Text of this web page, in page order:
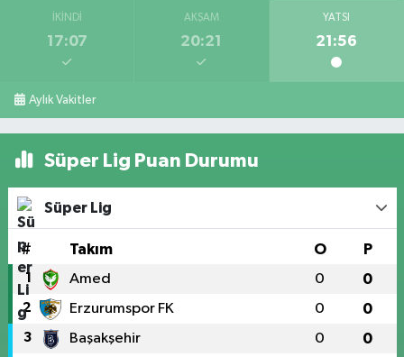
İKINDI
17:07
AKŞAM
20:21
YATSI
21:56
Aylık Vakitler
Süper Lig Puan Durumu
Süper Lig
# Takım O P
1 Amed 0 0
2 Erzurumspor FK 0 0
3 Başakşehir 0 0